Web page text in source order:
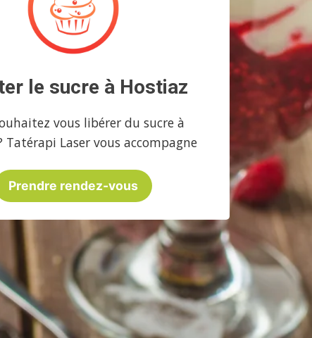
le sucre à Hostiaz
vous libérer du sucre à
Tatérapi Laser vous accompagne
Prendre rendez-vous